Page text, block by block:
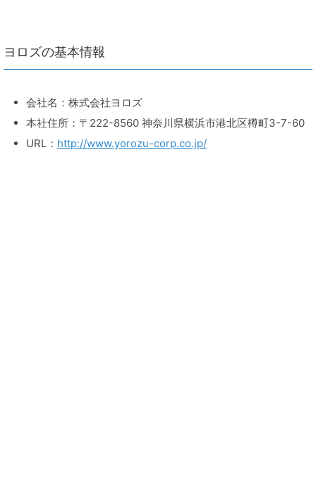
ヨロズの基本情報
会社名：株式会社ヨロズ
本社住所：〒222-8560 神奈川県横浜市港北区樽町3-7-60
URL： http://www.yorozu-corp.co.jp/